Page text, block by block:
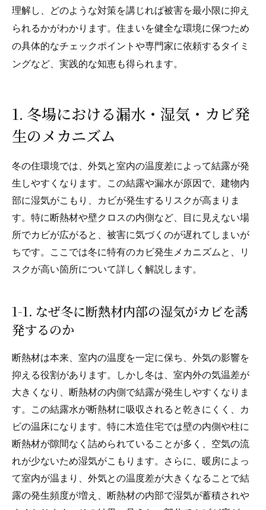
理解し、どのような対策を講じれば被害を最小限に抑え
られるかがわかります。住まいを健全な環境に保つため
の具体的なチェックポイントや専門家に依頼するタイミ
ングなど、実践的な知恵も得られます。
1. 冬場における漏水・湿気・カビ発
生のメカニズム
冬の住環境では、外気と室内の温度差によって結露が発
生しやすくなります。この結露や漏水が原因で、建物内
部に湿気がこもり、カビが発生するリスクが高まりま
す。特に断熱材や壁クロスの内側など、目に見えない場
所でカビが広がると、被害に気づくのが遅れてしまいが
ちです。ここでは冬に特有のカビ発生メカニズムと、リ
スクが高い箇所について詳しく解説します。
1-1. なぜ冬に断熱材内部の湿気がカビを誘
発するのか
断熱材は本来、室内の温度を一定に保ち、外気の影響を
抑える役割があります。しかし冬は、室内外の気温差が
大きくなり、断熱材の内側で結露が発生しやすくなりま
す。この結露水が断熱材に吸収されると乾きにくく、カ
ビの温床になります。特に木造住宅では壁の内側や柱に
断熱材が隙間なく詰められていることが多く、空気の流
れが少ないため湿気がこもります。さらに、暖房によっ
て室内が温まり、外気との温度差が大きくなることで結
露の発生頻度が増え、断熱材の内部で湿気が蓄積されや